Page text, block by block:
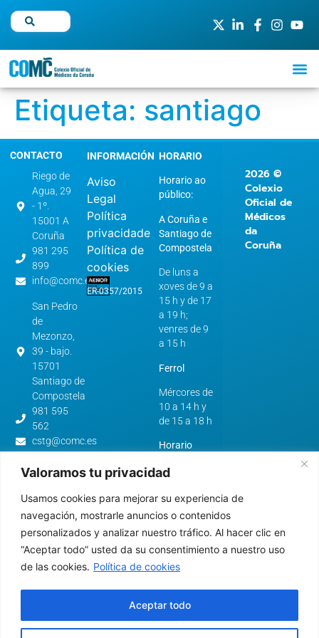
Valoramos tu privacidad
Usamos cookies para mejorar su experiencia de
navegación, mostrarle anuncios o contenidos
personalizados y analizar nuestro tráfico. Al hacer clic en
“Aceptar todo” usted da su consentimiento a nuestro uso
de las cookies. Política de cookies
Aceptar todo
Etiqueta: santiago
CONTACTO
Riego de
Agua, 29
- 1º.
15001 A
Coruña
981 295
899
info@comc.es
San Pedro
de
Mezonzo,
39 - bajo.
15701
Santiago de
Compostela
981 595
562
cstg@comc.es
Avenida
de
Esteiro,
61.
15403 -
981 322
640
INFORMACIÓN
Aviso
Legal
Política
privacidade
Política de
cookies
ER-0357/2015
HORARIO
Horario ao
público:
A Coruña e
Santiago de
Compostela
De luns a
xoves de 9 a
15 h y de 17
a 19 h;
venres de 9
a 15 h
Ferrol
Mércores de
10 a 14 h y
de 15 a 18 h
Horario
Santiago de
Compostela
De luns a
venres de 9
a 15 h
Ferrol
10 a 14 h
2026 ©
Colexio
Oficial de
Médicos
da
Coruña